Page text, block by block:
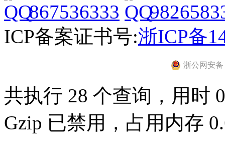
867536333
ICP备案证书号:浙ICP备
浙公网安备
共执行 28 个查询，用时
Gzip 已禁用，占用内存